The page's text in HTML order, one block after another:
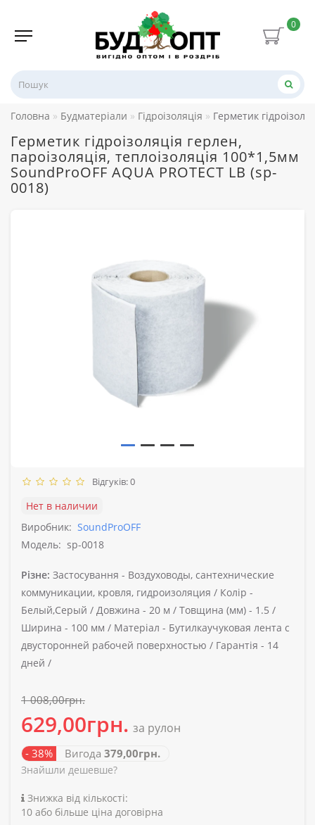
0
Головна Будматеріали Гідроізоляція Герметик
Герметик гідроізоляція герлен,
пароізоляція, теплоізоляція 100*1,5мм
SoundProOFF AQUA PROTECT LB (sp-
0018)
Відгуків: 0
Нет в наличии
Виробник: SoundProOFF
Модель: sp-0018
Різне: Застосування - Воздуховоды, сантехнические
коммуникации, кровля, гидроизоляция / Колір -
Белый,Серый / Довжина - 20 м / Товщина (мм) - 1.5 /
Ширина - 100 мм / Матеріал - Бутилкаучуковая лента с
двусторонней рабочей поверхностью / Гарантія - 14
дней /
1 008,00грн.
629,00грн. за рулон
- 38% Вигода 379,00грн.
Знайшли дешевше?
Знижка від кількості:
10 або більше ціна договірна